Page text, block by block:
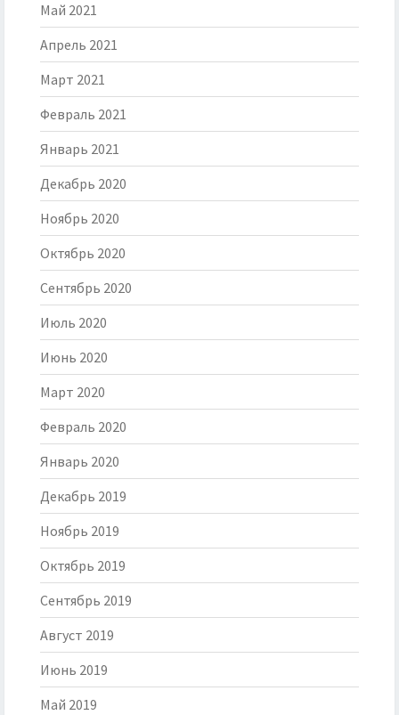
Май 2021
Апрель 2021
Март 2021
Февраль 2021
Январь 2021
Декабрь 2020
Ноябрь 2020
Октябрь 2020
Сентябрь 2020
Июль 2020
Июнь 2020
Март 2020
Февраль 2020
Январь 2020
Декабрь 2019
Ноябрь 2019
Октябрь 2019
Сентябрь 2019
Август 2019
Июнь 2019
Май 2019